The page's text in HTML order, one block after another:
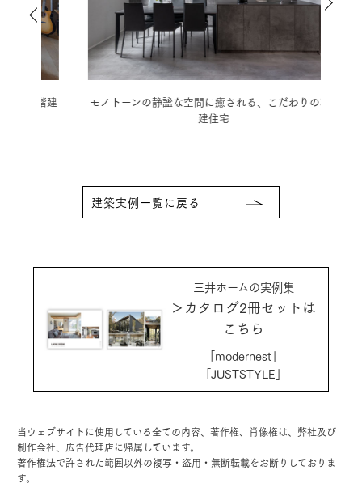
モノトーンの静謐な空間に癒される、こだわりの3階
建築実例一覧に戻る
三井ホームの実例集
＞カタログ2冊セットは
こちら
「modernest」
「JUSTSTYLE」
当ウェブサイトに使用している全ての内容、著作権、肖像権は、弊社及び
制作会社、広告代理店に帰属しています。
著作権法で許された範囲以外の複写・盗用・無断転載をお断りしておりま
す。